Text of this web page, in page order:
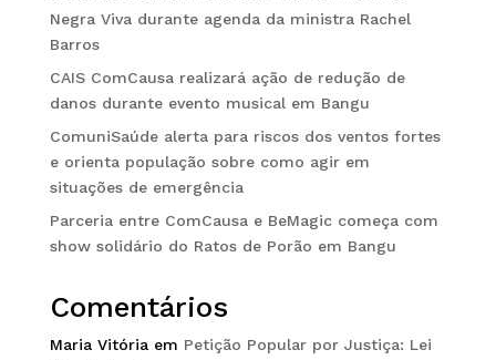
Negra Viva durante agenda da ministra Rachel
Barros
CAIS ComCausa realizará ação de redução de
danos durante evento musical em Bangu
ComuniSaúde alerta para riscos dos ventos fortes
e orienta população sobre como agir em
situações de emergência
Parceria entre ComCausa e BeMagic começa com
show solidário do Ratos de Porão em Bangu
Comentários
Maria Vitóriaem Petição Popular por Justiça: Lei